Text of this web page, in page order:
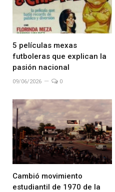
5 películas mexas
futboleras que explican la
pasión nacional
09/06/2026 0
Cambió movimiento
estudiantil de 1970 de la